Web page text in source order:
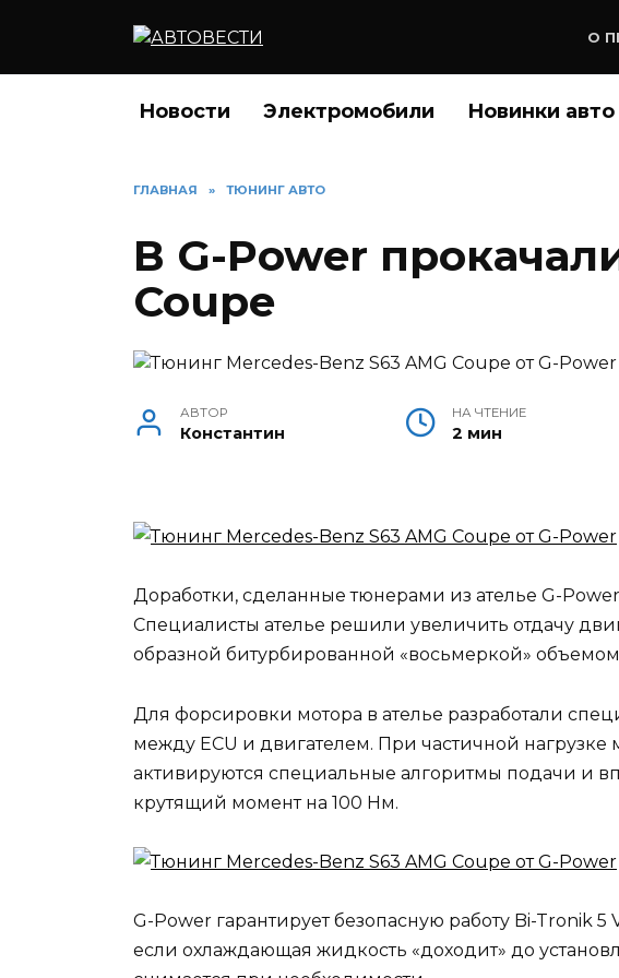
О
Новости Электромобили Новинки авто
ГЛАВНАЯ » ТЮНИНГ АВТО
В G-Power
Coupe
АВТОР
Константин
НА ЧТЕНИЕ
2 мин
Доработки, сделанные тюнерами из ателье G-
Специалисты ателье решили увеличить отдачу
образной битурбированной «восьмеркой» объемом
Для форсировки мотора в ателье разработали
между ECU и двигателем. При частичной нагрузке
активируются специальные алгоритмы подачи и
крутящий момент на 100 Нм.
G-Power гарантирует безопасную работу Bi-Tronik
если охлаждающая жидкость «доходит» до